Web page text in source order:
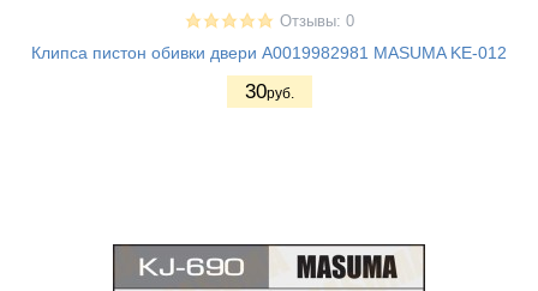
Отзывы: 0
Клипса пистон обивки двери A0019982981 MASUMA KE-012
30руб.